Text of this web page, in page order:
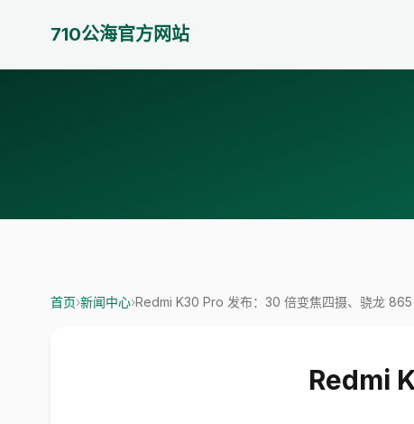
710公海官方网站
首页›新闻中心›Redmi K30 Pro 发布：30 倍变焦四摄、骁龙 865
Redmi